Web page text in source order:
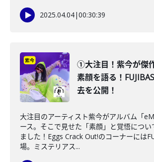
2025.04.04|00:30:39
①大注目！紫今が傑
素顔を語る！
去を公開！
大注目のアーティスト紫今がアルバム「
ース。そこで見せた「素顔」と覚悟につい
ました！Eggs Crack Out!のコーナーには
場。ミステリアス...